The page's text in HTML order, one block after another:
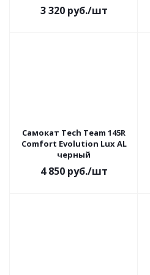
3 320руб./шт
Самокат Tech Team 145R
Comfort Evolution Lux AL
черный
4 850руб./шт